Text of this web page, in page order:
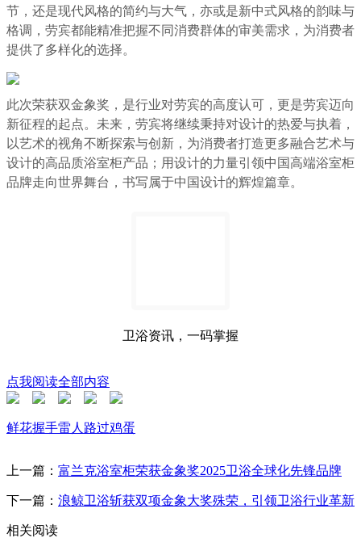
节，还是现代风格的简约与大气，亦或是新中式风格的韵味与
格调，劳宾都能精准把握不同消费群体的审美需求，为消费者
提供了多样化的选择。
此次荣获双金象奖，是行业对劳宾的高度认可，更是劳宾迈向
新征程的起点。未来，劳宾将继续秉持对设计的热爱与执着，
以艺术的视角不断探索与创新，为消费者打造更多融合艺术与
设计的高品质浴室柜产品；用设计的力量引领中国高端浴室柜
品牌走向世界舞台，书写属于中国设计的辉煌篇章。
卫浴资讯，一码掌握
点我阅读全部内容
鲜花握手雷人 路过鸡蛋
上一篇： 富兰克浴室柜荣获金象奖2025卫浴全球化先锋品牌
下一篇： 浪鲸卫浴斩获双项金象大奖殊荣，引领卫浴行业革新
相关阅读